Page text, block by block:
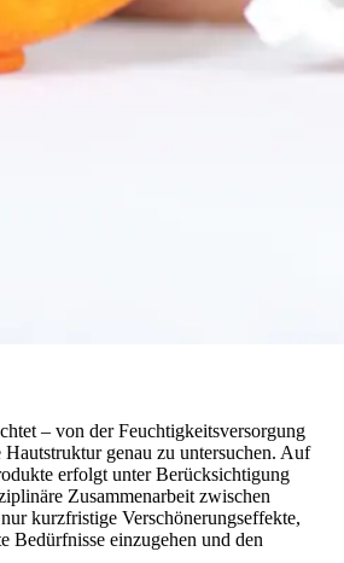
– von der Feuchtigkeitsversorgung
genau zu untersuchen. Auf
erfolgt unter Berücksichtigung
Zusammenarbeit zwischen
kurzfristige Verschönerungseffekte,
Bedürfnisse einzugehen und den